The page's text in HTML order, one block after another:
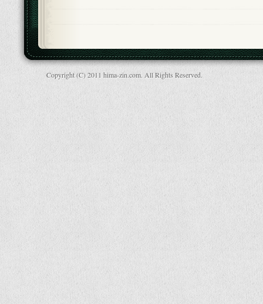
Copyright (C) 2011 hima-zin.com. All Rights Reserved.